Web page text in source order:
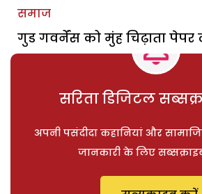
समाज
गुड गवर्नेंस को मुंह चिढ़ाता पेपर
सरिता डिजिटल
अपनी पसंदीदा कहानियां और
जानकारी के लिए